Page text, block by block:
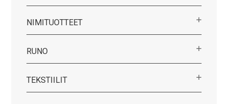
NIMITUOTTEET
RUNO
TEKSTIILIT